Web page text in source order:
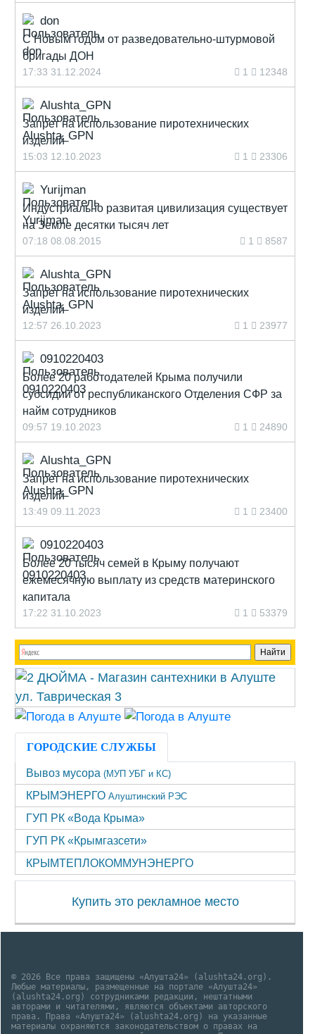
don
С Новым годом от разведовательно-штурмовой
бригады ДОН
17:33 31.12.2024 1 12348
Alushta_GPN
Запрет на использование пиротехнических
изделий
15:03 12.10.2023 1 23306
Yurijman
Индустриально развитая цивилизация существует
на Земле десятки тысяч лет
07:18 08.08.2015 1 8587
Alushta_GPN
Запрет на использование пиротехнических
изделий
12:57 26.10.2023 1 23977
0910220403
Более 20 работодателей Крыма получили
субсидии от республиканского Отделения СФР за
найм сотрудников
09:57 19.10.2023 1 24890
Alushta_GPN
Запрет на использование пиротехнических
изделий
13:49 09.11.2023 1 23400
0910220403
Более 20 тысяч семей в Крыму получают
ежемесячную выплату из средств материнского
капитала
17:22 31.10.2023 1 53379
ГОРОДСКИЕ СЛУЖБЫ
Вывоз мусора (МУП УБГ и КС)
КРЫМЭНЕРГО Алуштинский РЭС
ГУП РК «Вода Крыма»
ГУП РК «Крымгазсети»
КРЫМТЕПЛОКОММУНЭНЕРГО
Купить это рекламное место
© 2026 Все права защищены «Алушта24» (alushta24.org).
Любые материалы, размещенные на портале «Алушта24»
(alushta24.org) сотрудниками редакции, нештатными
авторами и читателями, являются объектами авторского
права. Права «Алушта24» (alushta24.org) на указанные
материалы охраняются законодательством о правах на